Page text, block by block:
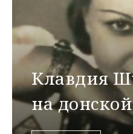
Клавдия
на